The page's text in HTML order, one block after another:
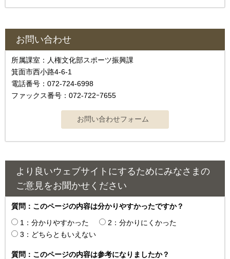
お問い合わせ
所属課室：人権文化部スポーツ振興課
箕面市西小路4-6-1
電話番号：072-724-6998
ファックス番号：072-722ｰ7655
より良いウェブサイトにするためにみなさまの
ご意見をお聞かせください
質問：このページの内容は分かりやすかったですか？
1：分かりやすかった
2：分かりにくかった
3：どちらともいえない
質問：このページの内容は参考になりましたか？